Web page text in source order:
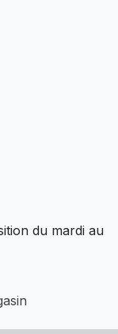
du mardi au